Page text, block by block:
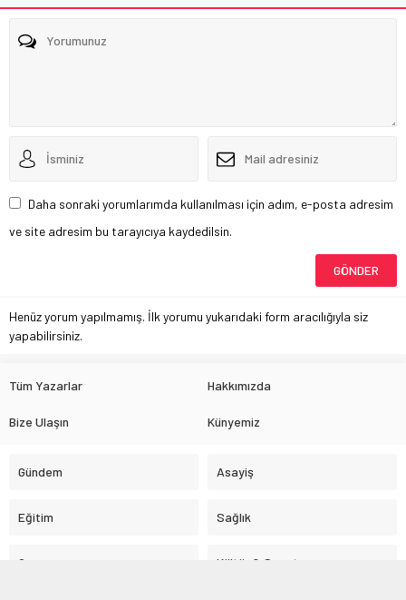
Daha sonraki yorumlarımda kullanılması için adım, e-posta adresim
ve site adresim bu tarayıcıya kaydedilsin.
Henüz yorum yapılmamış. İlk yorumu yukarıdaki form aracılığıyla siz
yapabilirsiniz.
Tüm Yazarlar Hakkımızda
Bize Ulaşın Künyemiz
Gündem Asayiş
Eğitim Sağlık
Çevre Kültür & Sanat